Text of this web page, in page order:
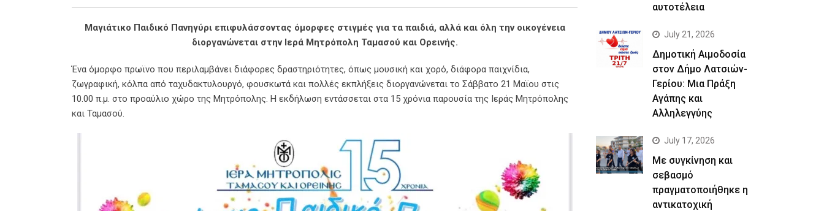
Μαγιάτικο Παιδικό Πανηγύρι επιφυλάσσοντας όμορφες στιγμές για τα παιδιά, αλλά και όλη την οικογένεια
διοργανώνεται στην Ιερά Μητρόπολη Ταμασού και Ορεινής.
Ένα όμορφο πρωϊνο που περιλαμβάνει διάφορες δραστηριότητες, όπως μουσική και χορό, διάφορα παιχνίδια,
ζωγραφική, κόλπα από ταχυδακτυλουργό, φουσκωτά και πολλές εκπλήξεις διοργανώνεται το Σάββατο 21 Μαϊου στις
10.00 π.μ. στο προαύλιο χώρο της Μητρόπολης. Η εκδήλωση εντάσσεται στα 15 χρόνια παρουσία της Ιεράς Μητρόπολης
και Ταμασού.
αυτοτέλεια
July 21, 2026
Δημοτική Αιμοδοσία
στον Δήμο Λατσιών-
Γερίου: Μια Πράξη
Αγάπης και
Αλληλεγγύης
July 17, 2026
Με συγκίνηση και
σεβασμό
πραγματοποιήθηκε η
αντικατοχική